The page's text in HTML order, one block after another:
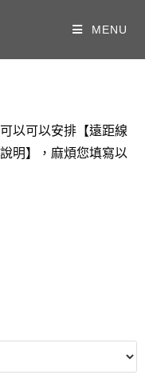
MENU
以可以安排 【遠距線
明】， 麻煩您填寫以